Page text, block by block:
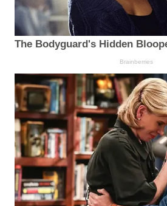
The Bodyguard's Hidden
Brainberries